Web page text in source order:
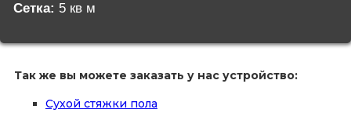
Сетка: 5 кв м
Так же вы можете заказать у нас устройство:
Сухой стяжки пола